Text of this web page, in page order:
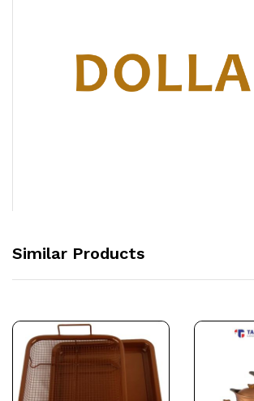
Similar Products